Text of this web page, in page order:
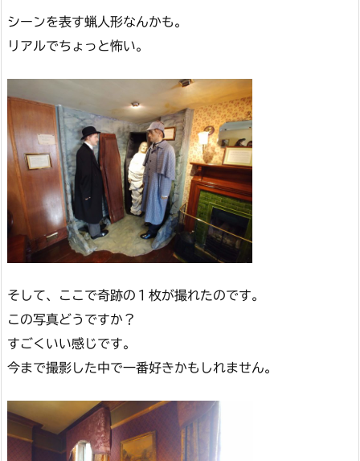
シーンを表す蝋人形なんかも。
リアルでちょっと怖い。
そして、ここで奇跡の１枚が撮れたのです。
この写真どうですか？
すごくいい感じです。
今まで撮影した中で一番好きかもしれません。